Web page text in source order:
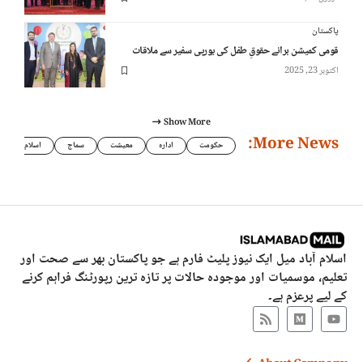
پاکستان
قومی کمیشن برائے حقوقِ طفل کی یورپی سفیر سے ملاقات
اکتوبر 23, 2025
Show More
More News: حکومت ادارہ معیشت سماج اسلام
اسلام آباد میل ایک نیوز پلیٹ فارم ہے جو پاکستان بھر سے صحت اور
تعلیم، موسمیات اور موجودہ حالات پر تازہ ترین رپورٹنگ فراہم کرنے
کے لیے پرعزم ہے۔